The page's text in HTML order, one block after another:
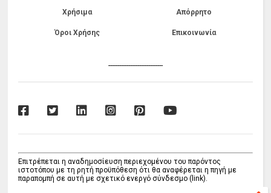
Χρήσιμα Απόρρητο
Όροι Χρήσης Επικοινωνία
------------------------------
Επιτρέπεται η αναδημοσίευση περιεχομένου του παρόντος
ιστοτόπου με τη ρητή προϋπόθεση ότι θα αναφέρεται η πηγή με
παραπομπή σε αυτή με σχετικό ενεργό σύνδεσμο (link).